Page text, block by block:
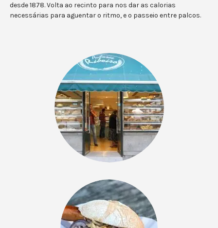
desde 1878. Volta ao recinto para nos dar as calorias
necessárias para aguentar o ritmo, e o passeio entre palcos.